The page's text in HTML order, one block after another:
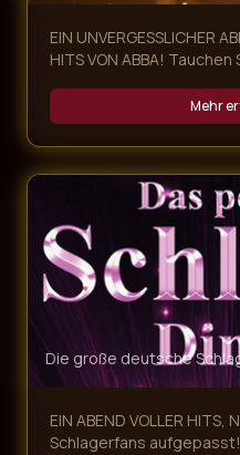
EIN UNVERGESSLICHER
HITS VON ABBA!
Show voller Nostalgie,
Musik! Unsere ABBA
exklusives
atemberaubenden Live-
ABBA-Hits – ein Abend,
Mehr
Die große deutsche
EIN ABEND VOLLER HITS,
Schlagerfans